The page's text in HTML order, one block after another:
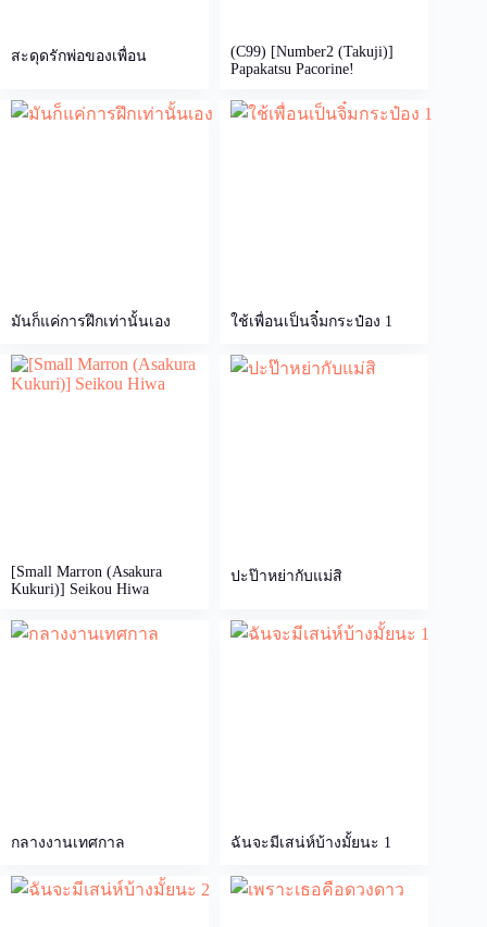
สะดุดรักพ่อของเพื่อน
(C99) [Number2 (Takuji)]
Papakatsu Pacorine!
มันก็แค่การฝึกเท่านั้นเอง ใช้เพื่อนเป็นจิ๋มกระป๋อง 1
[Small Marron (Asakura
Kukuri)] Seikou Hiwa
ปะป๊าหย่ากับแม่สิ
กลางงานเทศกาล ฉันจะมีเสน่ห์บ้างมั้ยนะ 1